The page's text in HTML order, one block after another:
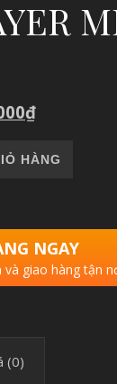
₫
- MATTE
HÀNG
NGAY
và giao hàng tận
(0)